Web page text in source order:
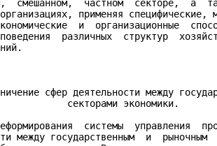
смешанном,  частном  секторе,  а
применяя специфические,
и  организационные
различных  структур
сфер деятельности между
секторами экономики.
системы  управления
между государственным  и  рыночным